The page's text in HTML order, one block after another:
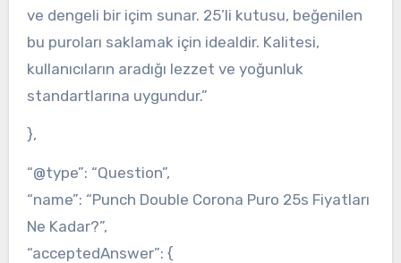
ve dengeli bir içim sunar. 25’li kutusu, beğenilen
bu puroları saklamak için idealdir. Kalitesi,
kullanıcıların aradığı lezzet ve yoğunluk
standartlarına uygundur.”
},
“@type”: “Question”,
“name”: “Punch Double Corona Puro 25s Fiyatları
Ne Kadar?”,
“acceptedAnswer”: {